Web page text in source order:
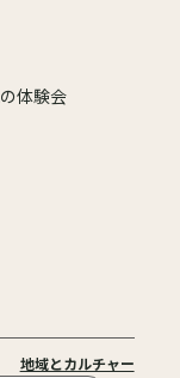
体験会
地域とカルチャー